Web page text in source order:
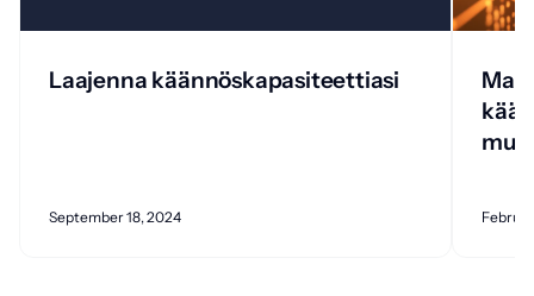
Laajenna käännöskapasiteettiasi
September 18, 2024